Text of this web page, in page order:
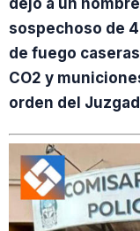
dejó a un
sospechoso de
de fuego
CO2 y
orden del